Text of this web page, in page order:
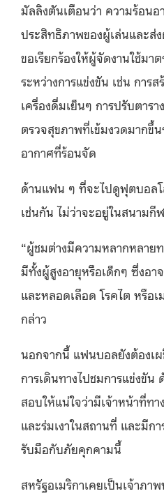
มัลลิงตันเตือนว่า ความร้อน
ประสิทธิภาพของผู้เล่นและส่
ขอเรียกร้องให้ผู้จัดงานใช้มา
ระหว่างการแข่งขัน เช่น การ
เครื่องดื่มเย็นๆ การปรับตารา
ตรวจสุขภาพที่เข้มงวดมากขึ้
อากาศที่ร้อนจัด
ด้านแฟน ๆ ที่จะไปดูฟุตบอลโ
เช่นกัน ไม่ว่าจะอยู่ในสนามกี
“ผู้ชมต่างมีความหลากหลาย
มีทั้งผู้สูงอายุหรือเด็กๆ ซึ่งอา
และหลอดเลือด โรคไต หรือ
กล่าว
นอกจากนี้ แฟนบอลยังต้องเ
การเดินทางไปชมการแข่งขั
สอบให้แน่ใจว่ามีเจ้าหน้าที่ท
และร่มเงาในสถานที่ และมีก
รับมือกับภัยคุกคามนี้
สหรัฐอเมริกาเคยเป็นเจ้าภ